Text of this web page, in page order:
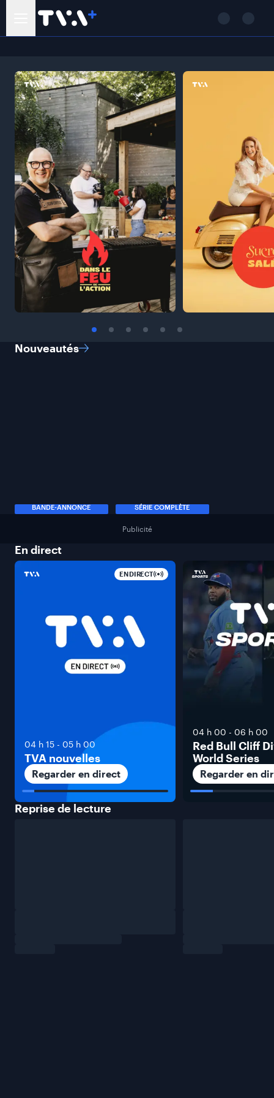
Nouveautés
BANDE-ANNONCE SÉRIE COMPLÈTE
Publicité
En direct
EN DIRECT
04 h 15 - 05 h 00
TVA nouvelles
Regarder en direct
04 h 00 - 06 h 00
Red Bull Cliff
World Series
Regarder en
Reprise de lecture